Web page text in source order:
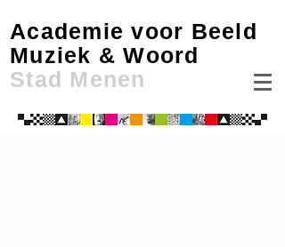
Academie voor Beeld
Muziek & Woord
Stad Menen